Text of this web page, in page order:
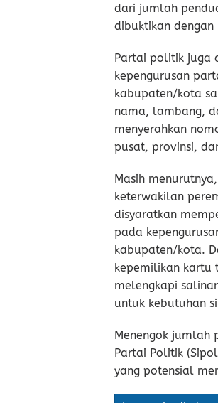
dari jumlah
dibuktikan
Partai politik juga
kepengurusan
kabupaten/kota
nama, lambang,
menyerahkan
pusat, provinsi,
Masih
keterwakilan
disyaratkan
pada
kabupaten/kota.
kepemilikan
melengkapi
untuk kebutuhan
Menengok jumlah
Partai Politik
yang potensial